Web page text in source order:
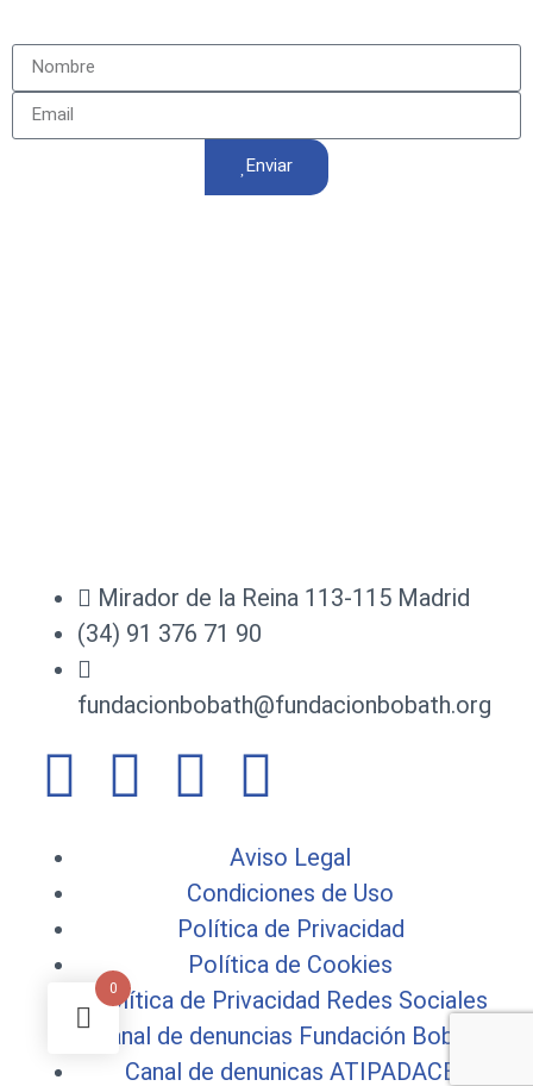
Enviar
Mirador de la Reina 113-115 Madrid
(34) 91 376 71 90
fundacionbobath@fundacionbobath.org
Aviso Legal
Condiciones de Uso
Política de Privacidad
Política de Cookies
Política de Privacidad Redes Sociales
Canal de denuncias Fundación Bobath
Canal de denunicas ATIPADACE
0